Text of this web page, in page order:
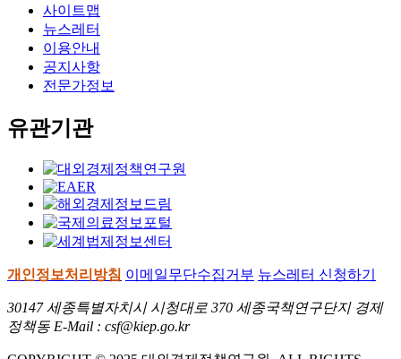
사이트맵
뉴스레터
이용안내
공지사항
전문가정보
유관기관
개인정보처리방침 이메일무단수집거부 뉴스레터 신청하기
30147 세종특별자치시 시청대로 370 세종국책연구단지 경제
정책동 E-Mail : csf@kiep.go.kr